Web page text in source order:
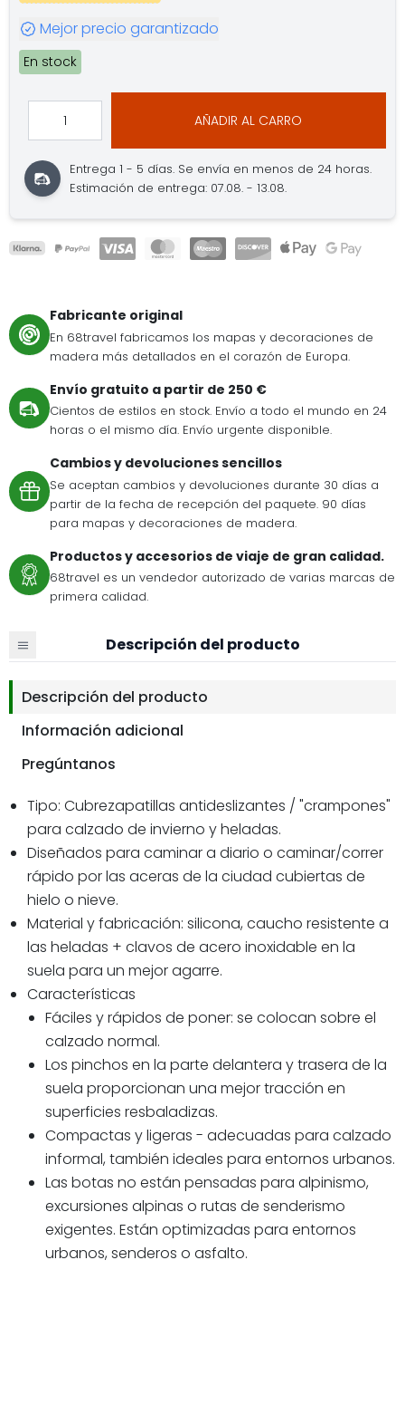
Mejor precio garantizado
En stock
AÑADIR AL CARRO
Entrega 1 - 5 días. Se envía en menos de 24 horas.
Estimación de entrega: 07.08. - 13.08.
Fabricante original
En 68travel fabricamos los mapas y decoraciones de
madera más detallados en el corazón de Europa.
Envío gratuito a partir de 250 €
Cientos de estilos en stock. Envío a todo el mundo en 24
horas o el mismo día. Envío urgente disponible.
Cambios y devoluciones sencillos
Se aceptan cambios y devoluciones durante 30 días a
partir de la fecha de recepción del paquete. 90 días
para mapas y decoraciones de madera.
Productos y accesorios de viaje de gran calidad.
68travel es un vendedor autorizado de varias marcas de
primera calidad.
Descripción del producto
Descripción del producto
Información adicional
Pregúntanos
Tipo: Cubrezapatillas antideslizantes / "crampones"
para calzado de invierno y heladas.
Diseñados para caminar a diario o caminar/correr
rápido por las aceras de la ciudad cubiertas de
hielo o nieve.
Material y fabricación: silicona, caucho resistente a
las heladas + clavos de acero inoxidable en la
suela para un mejor agarre.
Características
Fáciles y rápidos de poner: se colocan sobre el
calzado normal.
Los pinchos en la parte delantera y trasera de la
suela proporcionan una mejor tracción en
superficies resbaladizas.
Compactas y ligeras - adecuadas para calzado
informal, también ideales para entornos urbanos.
Las botas no están pensadas para alpinismo,
excursiones alpinas o rutas de senderismo
exigentes. Están optimizadas para entornos
urbanos, senderos o asfalto.